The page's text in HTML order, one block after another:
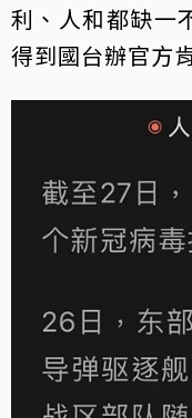
利、人和都缺一
得到國台辦官方